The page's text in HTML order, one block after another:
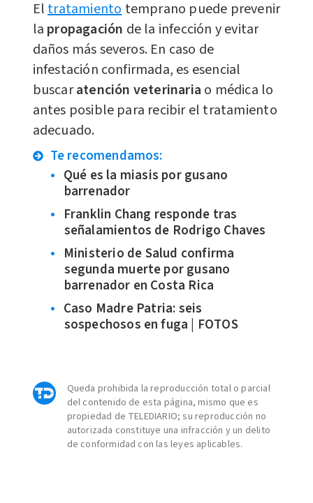
Eltratamientotemprano puede prevenir
la propagación de la infección y evitar
daños más severos. En caso de
infestación confirmada, es esencial
buscaratención veterinaria o médica lo
antes posible para recibir el tratamiento
adecuado.
Te recomendamos:
Qué es la miasis por gusano
barrenador
Franklin Chang responde tras
señalamientos de Rodrigo Chaves
Ministerio de Salud confirma
segunda muerte por gusano
barrenador en Costa Rica
Caso Madre Patria: seis
sospechosos en fuga | FOTOS
Queda prohibida la reproducción total o parcial
del contenido de esta página, mismo que es
propiedad de TELEDIARIO; su reproducción no
autorizada constituye una infracción y un delito
de conformidad con las leyes aplicables.